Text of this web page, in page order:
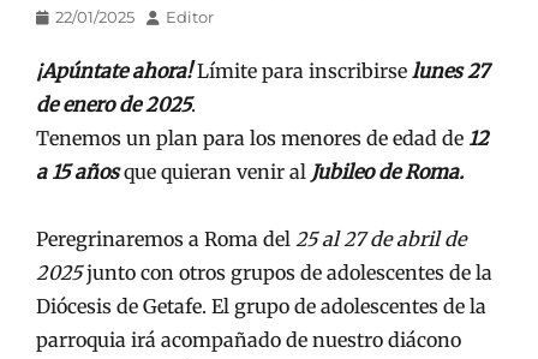
Publicado
22/01/2025 AutorEditor
¡Apúntate ahora!Límite para inscribirse lunes 27
de enero de 2025.
Tenemos un plan para los menores de edad de 12
a 15 añosque quieran venir al Jubileo de Roma.
Peregrinaremos a Roma del 25 al 27 de abril de
2025junto con otros grupos de adolescentes de la
Diócesis de Getafe. El grupo de adolescentes de la
parroquia irá acompañado de nuestro diácono